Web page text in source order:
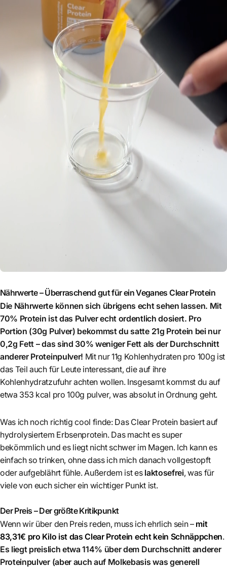
Nährwerte – Überraschend gut für ein Veganes Clear Protein
Die Nährwerte können sich übrigens echt sehen lassen. Mit
70% Protein ist das Pulver echt ordentlich dosiert. Pro
Portion (30g Pulver) bekommst du satte 21g Protein bei nur
0,2g Fett – das sind 30% weniger Fett als der Durchschnitt
anderer Proteinpulver! Mit nur 11g Kohlenhydraten pro 100g ist
das Teil auch für Leute interessant, die auf ihre
Kohlenhydratzufuhr achten wollen. Insgesamt kommst du auf
etwa 353 kcal pro 100g pulver, was absolut in Ordnung geht.
Was ich noch richtig cool finde: Das Clear Protein basiert auf
hydrolysiertem Erbsenprotein. Das macht es super
bekömmlich und es liegt nicht schwer im Magen. Ich kann es
einfach so trinken, ohne dass ich mich danach vollgestopft
oder aufgeblährt fühle. Außerdem ist es laktosefrei, was für
viele von euch sicher ein wichtiger Punkt ist.
Der Preis – Der größte Kritikpunkt
Wenn wir über den Preis reden, muss ich ehrlich sein – mit
83,31€ pro Kilo ist das Clear Protein echt kein Schnäppchen.
Es liegt preislich etwa 114% über dem Durchschnitt anderer
Proteinpulver (aber auch auf Molkebasis was generell